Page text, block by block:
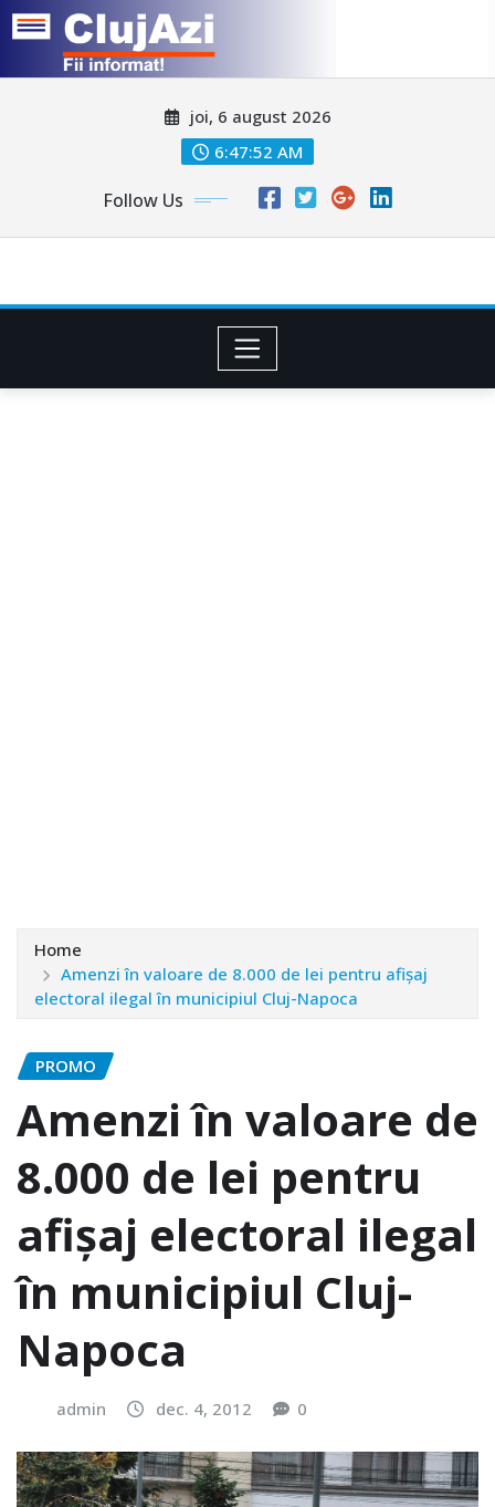
joi, 6 august 2026
6:47:55 AM
Follow Us
Home
Amenzi în valoare de 8.000 de lei pentru afişaj
electoral ilegal în municipiul Cluj-Napoca
PROMO
Amenzi în valoare de
8.000 de lei pentru
afişaj electoral ilegal
în municipiul Cluj-
Napoca
admin dec. 4, 2012 0